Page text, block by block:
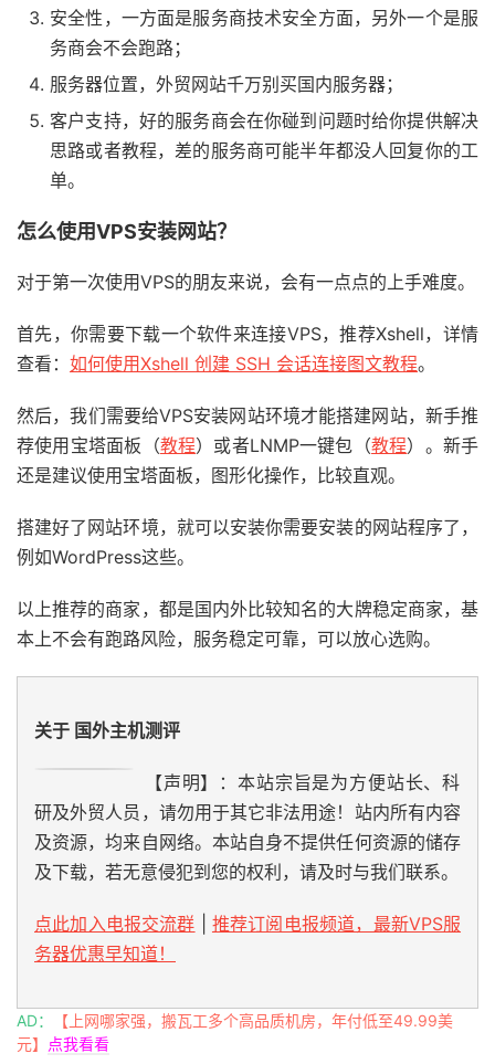
安全性，一方面是服务商技术安全方面，另外一个是服
务商会不会跑路；
服务器位置，外贸网站千万别买国内服务器；
客户支持，好的服务商会在你碰到问题时给你提供解决
思路或者教程，差的服务商可能半年都没人回复你的工
单。
怎么使用VPS安装网站？
对于第一次使用VPS的朋友来说，会有一点点的上手难度。
首先，你需要下载一个软件来连接VPS，推荐Xshell，详情
查看： 如何使用Xshell 创建 SSH 会话连接图文教程。
然后，我们需要给VPS安装网站环境才能搭建网站，新手推
荐使用宝塔面板（教程）或者LNMP一键包（教程）。新手
还是建议使用宝塔面板，图形化操作，比较直观。
搭建好了网站环境，就可以安装你需要安装的网站程序了，
例如WordPress这些。
以上推荐的商家，都是国内外比较知名的大牌稳定商家，基
本上不会有跑路风险，服务稳定可靠，可以放心选购。
关于 国外主机测评
【声明】：本站宗旨是为方便站长、科
研及外贸人员，请勿用于其它非法用途！站内所有内容
及资源，均来自网络。本站自身不提供任何资源的储存
及下载，若无意侵犯到您的权利，请及时与我们联系。
点此加入电报交流群
推荐订阅电报频道，最新VPS服
务器优惠早知道！
AD：
【上网哪家强，搬瓦工多个高品质机房，年付低至49.99美
元】
点我看看